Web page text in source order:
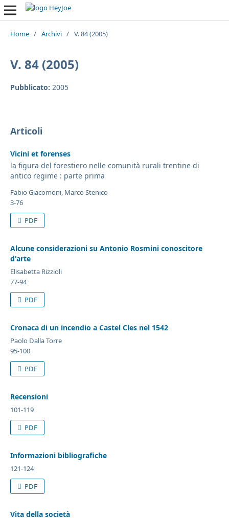
Home / Archivi / V. 84 (2005)
V. 84 (2005)
Pubblicato: 2005
Articoli
Vicini et forenses
la figura del forestiero nelle comunità rurali trentine di
antico regime : parte prima
Fabio Giacomoni, Marco Stenico
3-76
PDF
Alcune considerazioni su Antonio Rosmini conoscitore
d'arte
Elisabetta Rizzioli
77-94
PDF
Cronaca di un incendio a Castel Cles nel 1542
Paolo Dalla Torre
95-100
PDF
Recensioni
101-119
PDF
Informazioni bibliografiche
121-124
PDF
Vita della società